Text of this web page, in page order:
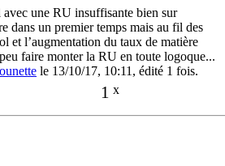
une RU insuffisante bien sur
dans un premier temps mais au fil des
et l’augmentation du taux de matière
faire monter la RU en toute logoque...
le 13/10/17, 10:11, édité 1 fois.
1 x